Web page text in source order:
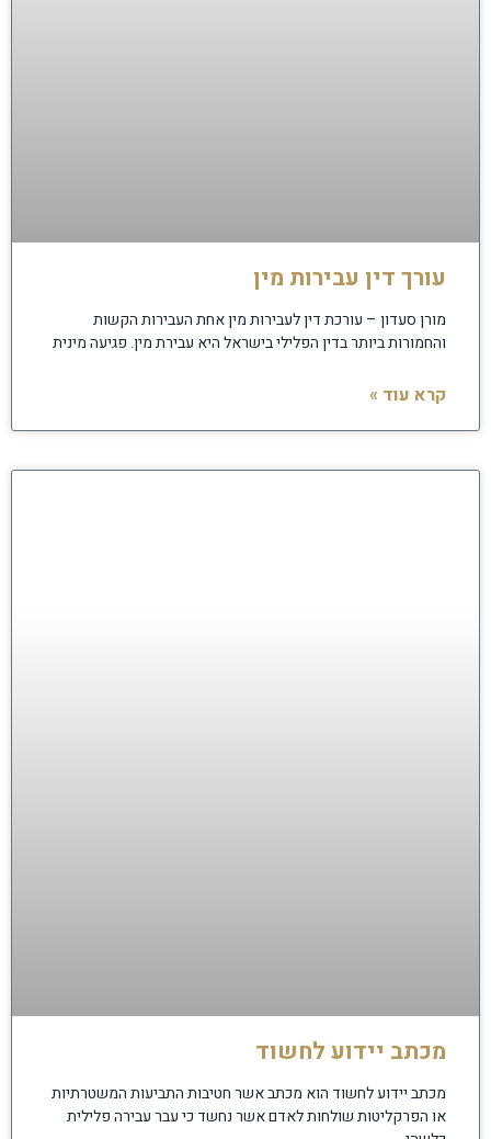
עורך דין עבירות מין
מורן סעדון – עורכת דין לעבירות מין אחת העבירות הקשות
והחמורות ביותר בדין הפלילי בישראל היא עבירת מין. פגיעה מינית
קרא עוד »
מכתב יידוע לחשוד
מכתב יידוע לחשוד הוא מכתב אשר חטיבות התביעות המשטרתיות
או הפרקליטות שולחות לאדם אשר נחשד כי עבר עבירה פלילית